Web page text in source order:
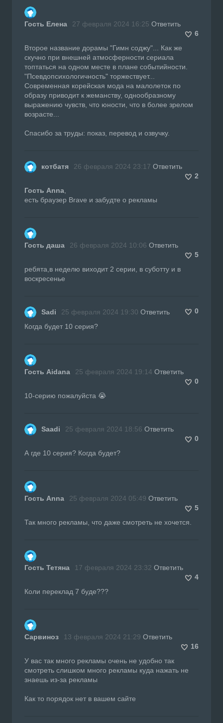
Гость Елена 27 февраля 2024 16:25 Ответить
6
Второе название дорамы "Гимн соджу"... Как же
скучно при внешней атмосферности сериала
топтаться на одном месте в плане событийности.
"Псевдопсихологичность" торжествует...
Современная корейская мода на малолеток по
образу приводит к жеманству, однообразному
выражению чувств, что юности, что в более зрелом
возрасте...
Спасибо за труды: показ, перевод и озвучку.
котбатя 26 февраля 2024 23:17 Ответить
2
Гость Anna
есть браузер Brave и забудте о рекламы
Гость даша 26 февраля 2024 10:06 Ответить
5
ребята,в неделю виходит 2 серии, в суботту и в
воскресенье
Sadi 25 февраля 2024 19:30 Ответить
0
Когда будет 10 серия?
Гость Aidana 25 февраля 2024 19:14 Ответить
0
10-серию пожалуйста 😭
Saadi 25 февраля 2024 18:56 Ответить
0
А где 10 серия? Когда будет?
Гость Anna 25 февраля 2024 05:49 Ответить
5
Так много рекламы, что даже смотреть не хочется.
Гость Тетяна 17 февраля 2024 23:32 Ответить
4
Коли переклад 7 буде???
Сарвиноз 13 февраля 2024 21:29 Ответить
16
У вас так много рекламы очень не удобно так
смотреть слишком много рекламы куда нажать не
знаешь из-за рекламы
Как то порядок нет в вашем сайте